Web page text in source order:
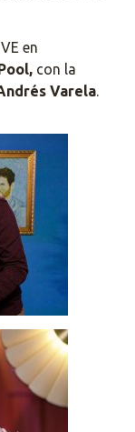
en
con la
Varela.